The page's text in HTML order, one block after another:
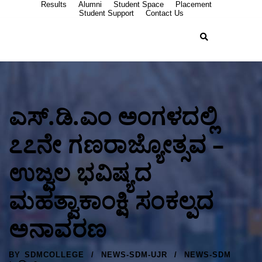
Results Alumni Student Space
Placement
Student Support
Contact Us
ಎಸ್.ಡಿ.ಎಂ ಅಂಗಳದಲ್ಲಿ
೭೭ನೇ ಗಣರಾಜ್ಯೋತ್ಸವ –
ಉಜ್ವಲ ಭವಿಷ್ಯದ
ಮಹತ್ವಾಕಾಂಕ್ಷಿ ಸಂಕಲ್ಪದ
ಅನಾವರಣ
BY SDMCOLLEGE NEWS-SDM-UJR
NEWS-SDM